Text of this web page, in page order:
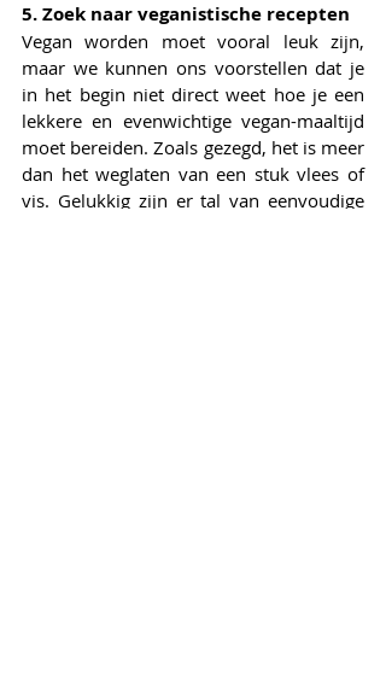
5. Zoek naar veganistische recepten
Vegan worden moet vooral leuk zijn,
maar we kunnen ons voorstellen dat je
in het begin niet direct weet hoe je een
lekkere en evenwichtige vegan-maaltijd
moet bereiden. Zoals gezegd, het is meer
dan het weglaten van een stuk vlees of
vis. Gelukkig zijn er tal van eenvoudige